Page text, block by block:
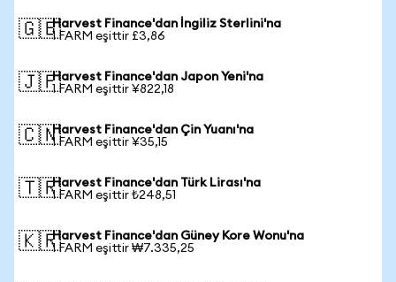
🇬🇧Harvest Finance'dan İngiliz Sterlini'na
1 FARM eşittir £3,86
🇯🇵Harvest Finance'dan Japon Yeni'na
1 FARM eşittir ¥822,18
🇨🇳Harvest Finance'dan Çin Yuanı'na
1 FARM eşittir ¥35,15
🇹🇷Harvest Finance'dan Türk Lirası'na
1 FARM eşittir ₺248,51
🇰🇷Harvest Finance'dan Güney Kore Wonu'na
1 FARM eşittir ₩7.335,25